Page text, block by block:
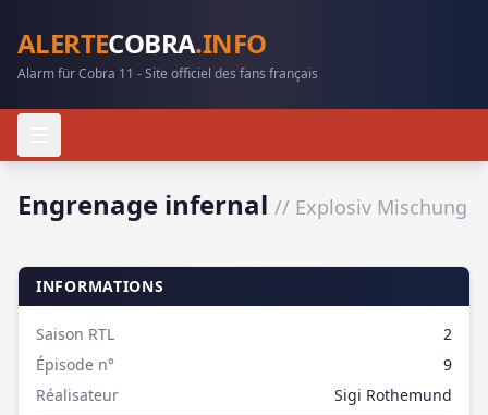
ALERTECOBRA.INFO
Alarm für Cobra 11 - Site officiel des fans français
Engrenage infernal // Explosiv Mischung
INFORMATIONS
Saison RTL
2
Épisode n°
9
Réalisateur
Sigi Rothemund